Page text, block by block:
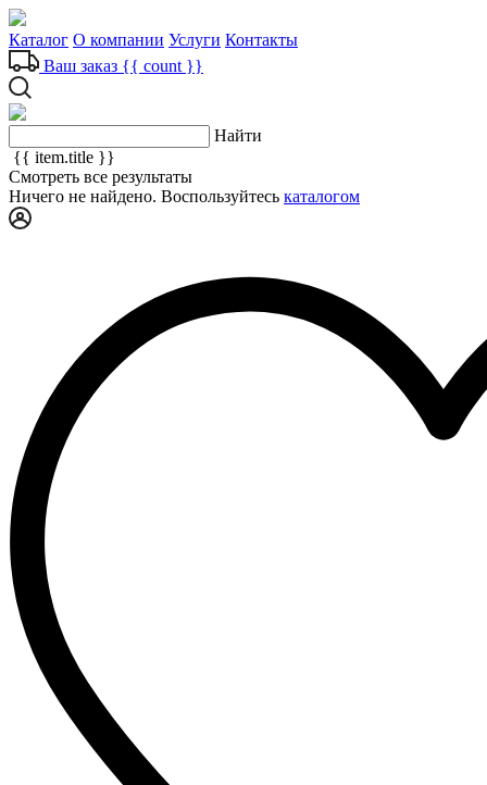
Каталог О компании Услуги Контакты
Ваш заказ {{ count }}
Найти
{{ item.title }}
Смотреть все результаты
Ничего не найдено. Воспользуйтесь каталогом